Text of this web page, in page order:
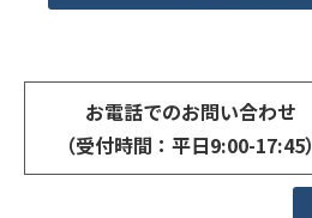
お電話でのお問い合わせ
（受付時間：平日9:00-17:45）